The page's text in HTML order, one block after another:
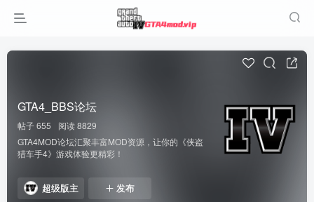
GTA4_BBS论坛
帖子 655
阅读 8829
GTA4MOD论坛汇聚丰富MOD资源，让你的《侠盗
猎车手4》游戏体验更精彩！
超级版主 发布